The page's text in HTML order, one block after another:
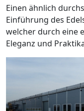
Einen ähnlich
Einführung des
welcher durch eine
Eleganz und